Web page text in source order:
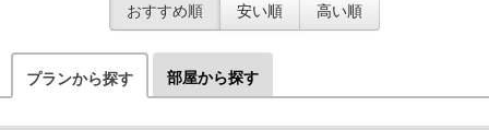
おすすめ順 安い順 高い順
プランから探す 部屋から探す